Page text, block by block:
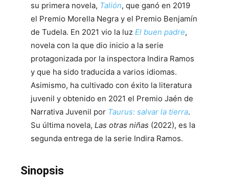
su primera novela, Talión, que ganó en 2019
el Premio Morella Negra y el Premio Benjamín
de Tudela. En 2021 vio la luz El buen padre,
novela con la que dio inicio a la serie
protagonizada por la inspectora Indira Ramos
y que ha sido traducida a varios idiomas.
Asimismo, ha cultivado con éxito la literatura
juvenil y obtenido en 2021 el Premio Jaén de
Narrativa Juvenil por Taurus: salvar la tierra.
Su última novela, Las otras niñas (2022), es la
segunda entrega de la serie Indira Ramos.
Sinopsis